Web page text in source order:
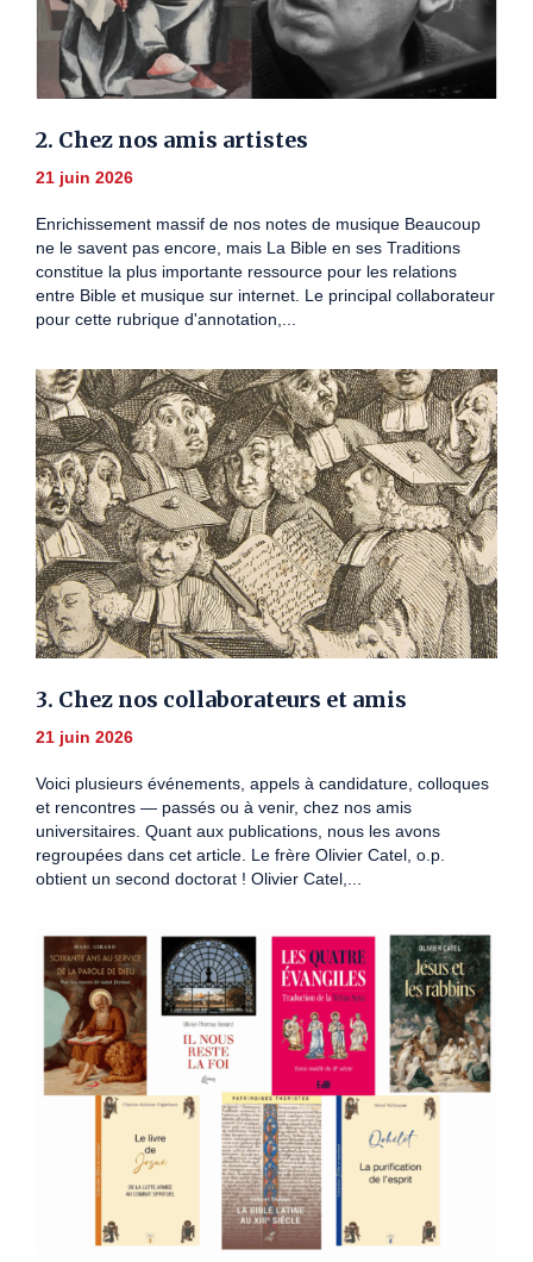
2. Chez nos amis artistes
21 juin 2026
Enrichissement massif de nos notes de musique Beaucoup
ne le savent pas encore, mais La Bible en ses Traditions
constitue la plus importante ressource pour les relations
entre Bible et musique sur internet. Le principal collaborateur
pour cette rubrique d'annotation,...
3. Chez nos collaborateurs et amis
21 juin 2026
Voici plusieurs événements, appels à candidature, colloques
et rencontres — passés ou à venir, chez nos amis
universitaires. Quant aux publications, nous les avons
regroupées dans cet article. Le frère Olivier Catel, o.p.
obtient un second doctorat ! Olivier Catel,...